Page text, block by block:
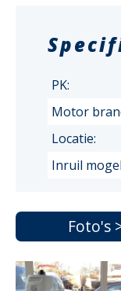
PK:
Motor
Locatie:
Inruil
Foto's